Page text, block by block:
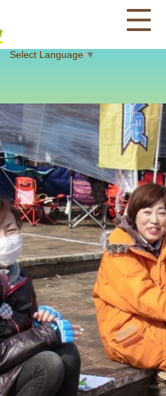
Select Language ▼